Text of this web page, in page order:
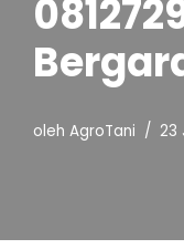
oleh AgroTani 23